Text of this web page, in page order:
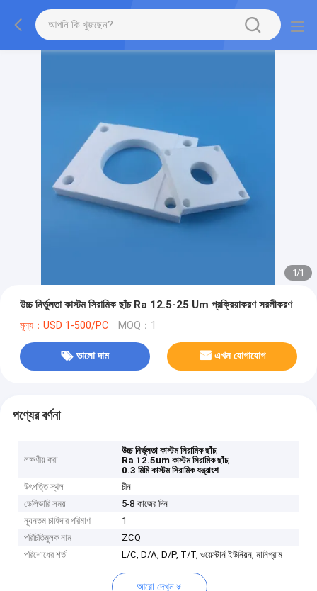
1/1
উচ্চ নির্ভুলতা কাস্টম সিরামিক ছাঁচ Ra 12.5-25 Um প্রক্রিয়াকরণ সরলীকরণ
মূল্য：USD 1-500/PC MOQ：1
ভালো দাম এখন যোগাযোগ
পণ্যের বর্ণনা
লক্ষণীয় করা
উচ্চ নির্ভুলতা কাস্টম সিরামিক ছাঁচ,
Ra 12.5um কাস্টম সিরামিক ছাঁচ,
0.3 মিমি কাস্টম সিরামিক যন্ত্রাংশ
উৎপত্তি স্থল
চীন
ডেলিভারি সময়
5-8 কাজের দিন
ন্যূনতম চাহিদার পরিমাণ
1
পরিচিতিমুলক নাম
ZCQ
পরিশোধের শর্ত
L/C, D/A, D/P, T/T, ওয়েস্টার্ন ইউনিয়ন, মানিগ্রাম
আরো দেখুন